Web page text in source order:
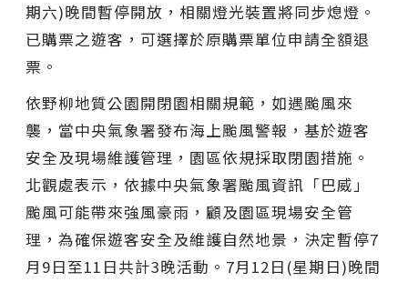
期六)晚間暫停開放，相關燈光裝置將同步熄燈。
已購票之遊客，可選擇於原購票單位申請全額退
票。
依野柳地質公園開閉園相關規範，如遇颱風來
襲，當中央氣象署發布海上颱風警報，基於遊客
安全及現場維護管理，園區依規採取閉園措施。
北觀處表示，依據中央氣象署颱風資訊「巴威」
颱風可能帶來強風豪雨，顧及園區現場安全管
理，為確保遊客安全及維護自然地景，決定暫停7
月9日至11日共計3晚活動。7月12日(星期日)晚間